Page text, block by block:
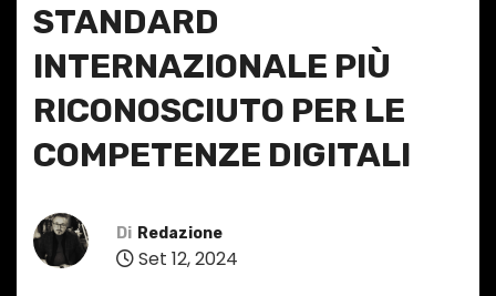
STANDARD
INTERNAZIONALE PIÙ
RICONOSCIUTO PER LE
COMPETENZE DIGITALI
Di Redazione
Set 12, 2024